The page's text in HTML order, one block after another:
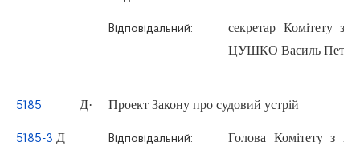
Відповідальний:
секретар Комітету з
ЦУШКО Василь
5185 Д· Проект Закону про судовий устрій
5185-3 Д Відповідальний:
Голова Комітету з